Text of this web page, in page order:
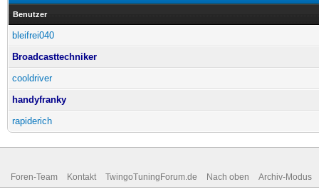
Benutzer
bleifrei040
Broadcasttechniker
cooldriver
handyfranky
rapiderich
Foren-Team Kontakt TwingoTuningForum.de Nach oben Archiv-Modus